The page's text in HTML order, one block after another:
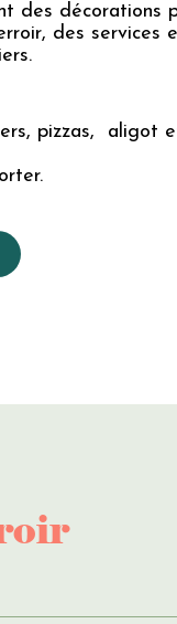
des décorations
des services
pizzas, aligot